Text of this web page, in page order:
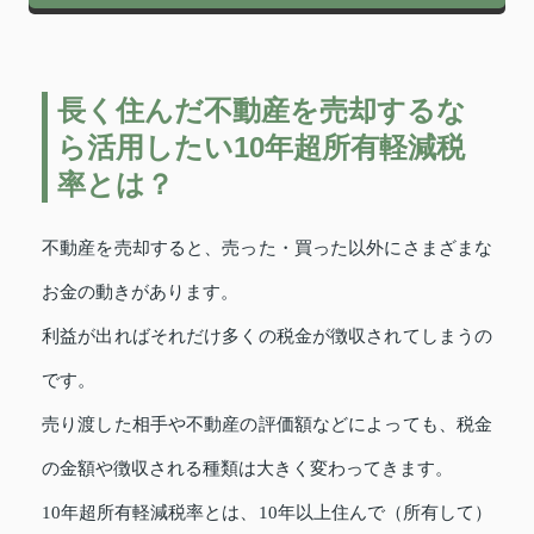
長く住んだ不動産を売却するな
ら活用したい10年超所有軽減税
率とは？
不動産を売却すると、売った・買った以外にさまざまな
お金の動きがあります。
利益が出ればそれだけ多くの税金が徴収されてしまうの
です。
売り渡した相手や不動産の評価額などによっても、税金
の金額や徴収される種類は大きく変わってきます。
10年超所有軽減税率とは、10年以上住んで（所有して）